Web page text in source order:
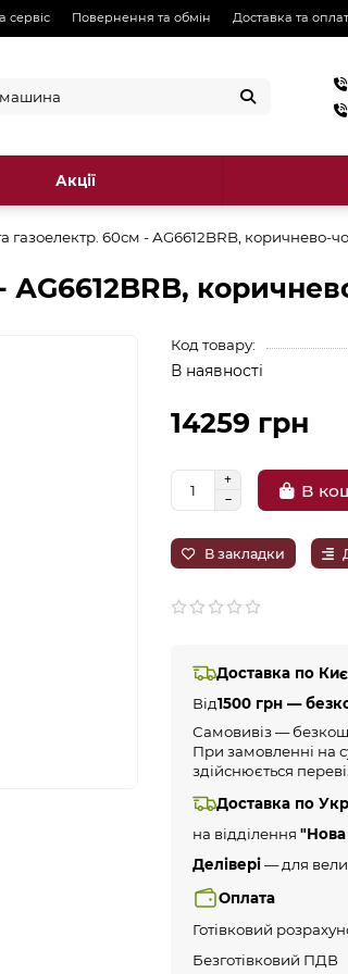
сервіс Повернення та обмін Доставка та
Акції
газоелектр. 60см - АG6612BRB, коричнево-
АG6612BRB,
Код товару:
В наявності
14259 грн
В
В закладки
Доставка по
Від1500 грн —
Самовивіз —
При замовленні на
здійснюється
Доставка по
на відділення
Делівері— для
Оплата
Готівковий
Безготівковий ПДВ